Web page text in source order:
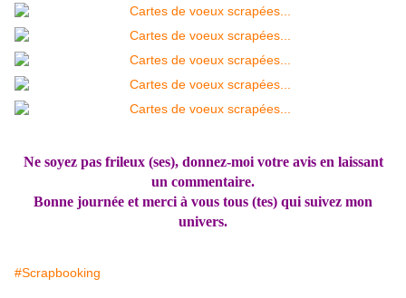
Ne soyez pas frileux (ses), donnez-moi votre avis en laissant
un commentaire.
Bonne journée et merci à vous tous (tes) qui suivez mon
univers.
#Scrapbooking